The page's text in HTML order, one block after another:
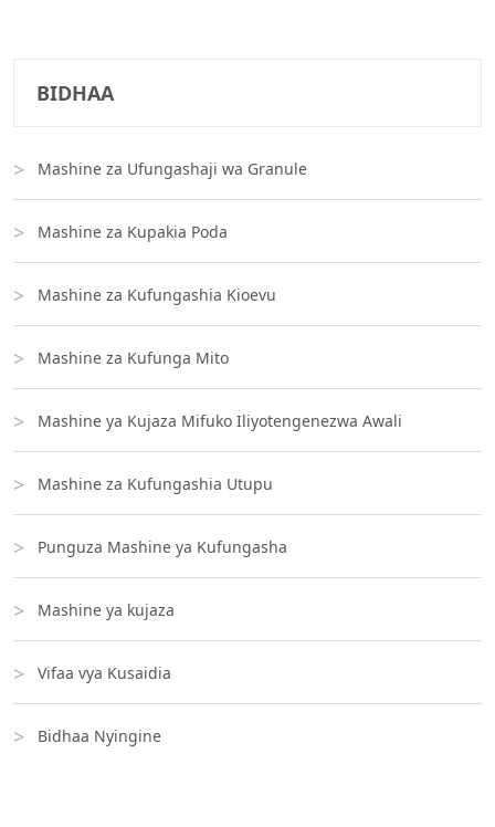
BIDHAA
Mashine za Ufungashaji wa Granule
Mashine za Kupakia Poda
Mashine za Kufungashia Kioevu
Mashine za Kufunga Mito
Mashine ya Kujaza Mifuko Iliyotengenezwa Awali
Mashine za Kufungashia Utupu
Punguza Mashine ya Kufungasha
Mashine ya kujaza
Vifaa vya Kusaidia
Bidhaa Nyingine